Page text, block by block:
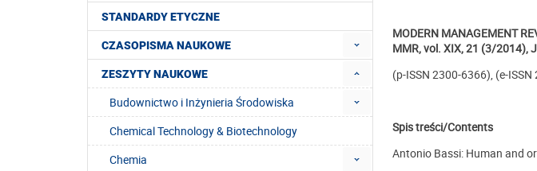
STANDARDY ETYCZNE
CZASOPISMA NAUKOWE
ZESZYTY NAUKOWE
Budownictwo i Inżynieria Środowiska
Chemical Technology & Biotechnology
Chemia
MODERN MANAGEMENT
MMR, vol. XIX, 21 (3/2014),
(p-ISSN 2300-6366), (e-
Spis treści/Contents
Antonio Bassi: Human and